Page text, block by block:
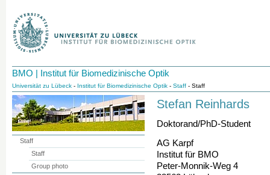
BMO | Institut für Biomedizinische Optik
Universität zu Lübeck - Institut für Biomedizinische Optik - Staff - Staff
Stefan Reinhards
Doktorand/PhD-Student
AG Karpf
Institut für BMO
Peter-Monnik-Weg 4
Staff
Staff
Group photo